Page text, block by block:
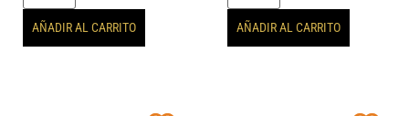
AÑADIR AL CARRITO AÑADIR AL CARRITO